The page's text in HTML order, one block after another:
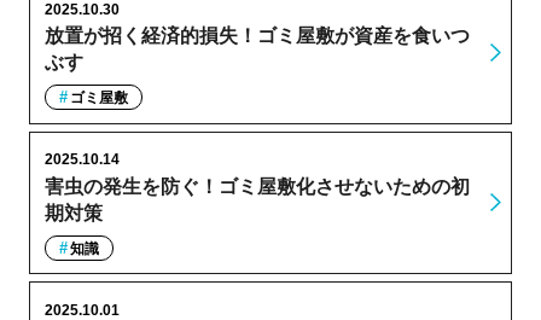
放置が招く経済的損失！ゴミ屋敷が資産を食いつ
ぶす
2025.10.30
ゴミ屋敷
害虫の発生を防ぐ！ゴミ屋敷化させないための初
期対策
2025.10.14
知識
2025.10.01